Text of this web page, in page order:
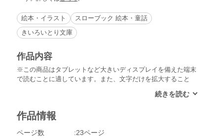
絵本・イラスト
スローブック 絵本・童話
きいろいとり文庫
作品内容
※この商品はタブレットなど大きいディスプレイを備えた端末
で読むことに適しています。また、文字だけを拡大すること
が使用できません。きいろいとり文庫作品 その31「シンデレ
お城で開かれるパーティーに行く母と姉を見送った後、シンデ
言語は日本語(ひらがな・カタカナ文)となっております。別言
作品情報
ページ数
23ページ